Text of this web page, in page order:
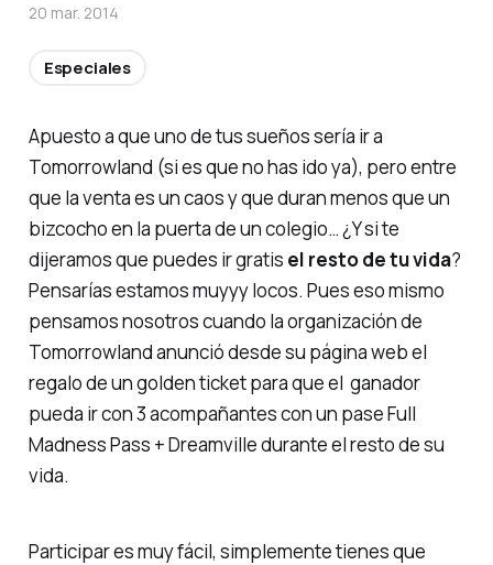
Apuesto a que uno de tus sueños sería ir a
Tomorrowland (si es que no has ido ya), pero entre
que la venta es un caos y que duran menos que un
bizcocho en la puerta de un colegio… ¿Y si te
dijeramos que puedes ir gratis el resto de tu vida?
Pensarías estamos muyyy locos. Pues eso mismo
pensamos nosotros cuando la organización de
Tomorrowland anunció desde su página web el
regalo de un golden ticket para que el ganador
pueda ir con 3 acompañantes con un pase Full
Madness Pass + Dreamville durante el resto de su
vida.
Participar es muy fácil, simplemente tienes que
20 mar. 2014
Especiales